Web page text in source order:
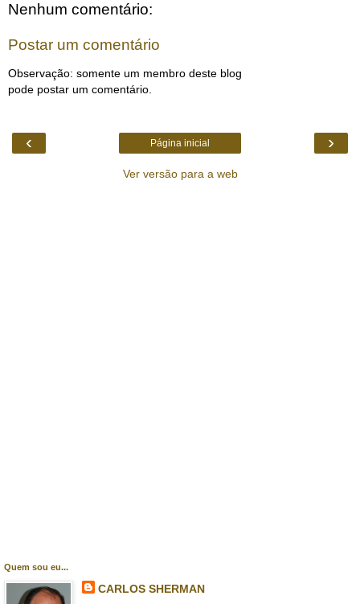
Nenhum comentário:
Postar um comentário
Observação: somente um membro deste blog
pode postar um comentário.
‹ ›
Página inicial
Ver versão para a web
Quem sou eu...
CARLOS SHERMAN